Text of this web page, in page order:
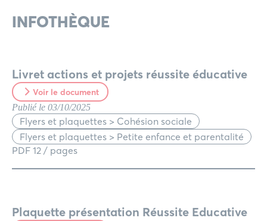
INFOTHÈQUE
Livret actions et projets réussite éducative
Voir le document
Publié le 03/10/2025
Flyers et plaquettes > Cohésion sociale
Flyers et plaquettes > Petite enfance et parentalité
PDF 12 / pages
Plaquette présentation Réussite Educative